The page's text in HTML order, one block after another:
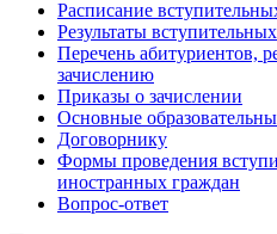
Расписание
Результаты
Перечень абитуриентов,
зачислению
Приказы о зачислении
Основные
Договорнику
Формы проведения
иностранных граждан
Вопрос-ответ